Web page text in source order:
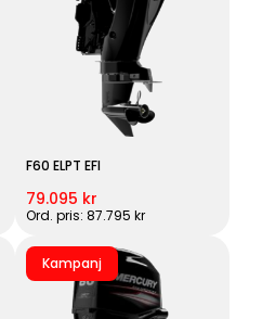
F60 ELPT EFI
79.095 kr
Ord. pris: 87.795 kr
Kampanj